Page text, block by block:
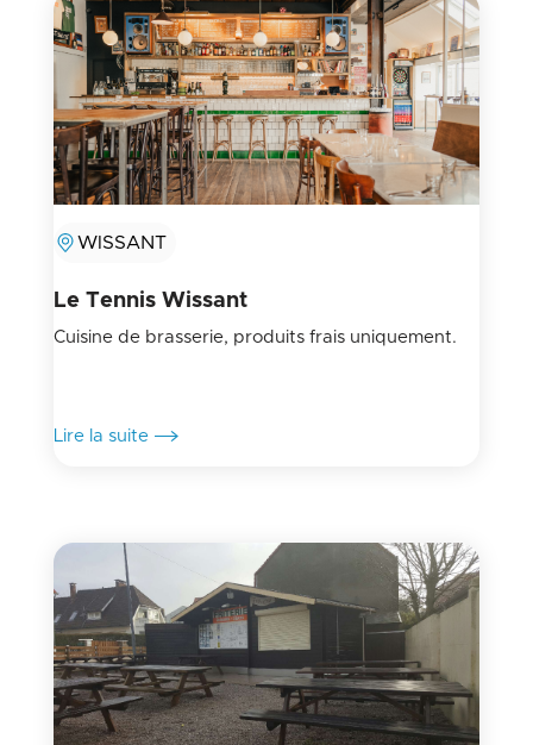
WISSANT
Le Tennis Wissant
Cuisine de brasserie, produits frais uniquement.
Lire la suite